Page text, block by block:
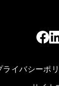
ライバシーポ